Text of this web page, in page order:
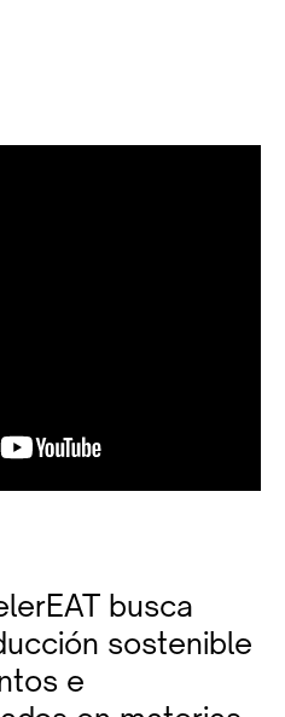
busca
sostenible
e